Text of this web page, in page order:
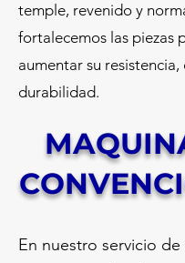
temple, revenido y
fortalecemos las piezas
aumentar su resistencia,
durabilidad.
En nuestro servicio